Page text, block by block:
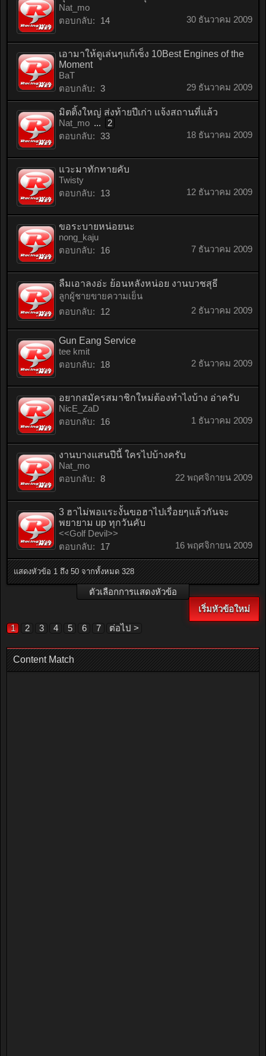
Nat_mo
ตอบกลับ:
14 30 ธันวาคม 2009
เอามาให้ดูเล่นๆแก้เซ็ง 10Best Engines of the
Moment
BaT
ตอบกลับ: 3 29 ธันวาคม 2009
มิตติ้งใหญ่ ส่งท้ายปีเก่า แจ้งสถานที่แล้ว
Nat_mo ...
2
ตอบกลับ: 33 18 ธันวาคม 2009
แวะมาทักทายคับ
Twisty
ตอบกลับ:
13 12 ธันวาคม 2009
ขอระบายหน่อยนะ
nong_kaju
ตอบกลับ:
16 7 ธันวาคม 2009
ลืมเอาลงอ่ะ ย้อนหลังหน่อย งานบวชสุธี
ลูกผู้ชายขายความเย็น
ตอบกลับ:
12 2 ธันวาคม 2009
Gun Eang Service
tee kmit
ตอบกลับ:
18 2 ธันวาคม 2009
อยากสมัครสมาชิกใหม่ต้องทำไงบ้าง อ่าครับ
NicE_ZaD
ตอบกลับ:
16 1 ธันวาคม 2009
งานบางแสนปีนี้ ใครไปบ้างครับ
Nat_mo
ตอบกลับ: 8 22 พฤศจิกายน 2009
3 ฮาไม่พอแระงั้นขอฮาไปเรื่อยๆแล้วกันจะ
พยายาม up ทุกวันคับ
<<Golf Devil>>
ตอบกลับ:
17 16 พฤศจิกายน 2009
แสดงหัวข้อ 1 ถึง 50 จากทั้งหมด 328
ตัวเลือกการแสดงหัวข้อ
เริ่มหัวข้อใหม่
1
2 3 4 5 6 7 ต่อไป >
Content Match